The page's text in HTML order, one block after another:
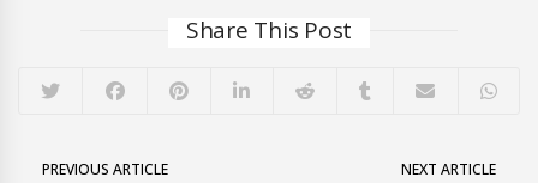
Share This Post
PREVIOUS ARTICLE NEXT ARTICLE